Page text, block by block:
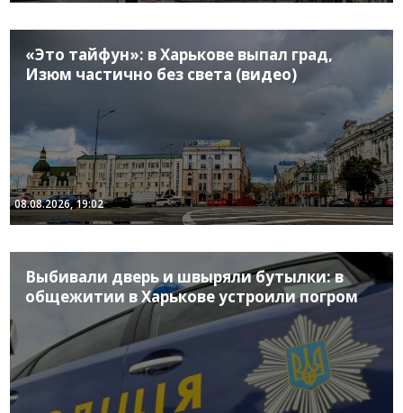
«Это тайфун»: в Харькове выпал град,
Изюм частично без света (видео)
08.08.2026, 19:02
Выбивали дверь и швыряли бутылки: в
общежитии в Харькове устроили погром